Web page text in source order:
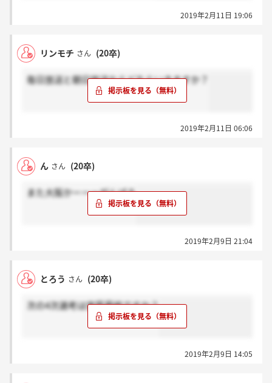
2019年2月11日 19:06
リンモチ さん (20卒)
毎日放送と朝日放送ならどちらいきますか？
2019年2月11日 06:06
ん さん (20卒)
また大阪かーーーがんばろ
2019年2月9日 21:04
とろう さん (20卒)
次の4次選考は実質最終ですか？
2019年2月9日 14:05